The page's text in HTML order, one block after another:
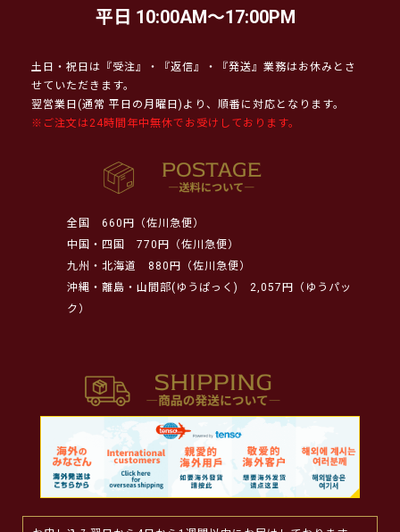
平日 10:00AM～17:00PM
土日・祝日は『受注』・『返信』・『発送』業務はお休みとさ
せていただきます。
翌営業日(通常 平日の月曜日)より、順番に対応となります。
※ご注文は24時間年中無休でお受けしております。
全国
660円（佐川急便）
中国・四国
770円（佐川急便）
九州・北海道
880円（佐川急便）
沖縄・離島・山間部(ゆうぱっく)
2,057円（ゆうパッ
ク）